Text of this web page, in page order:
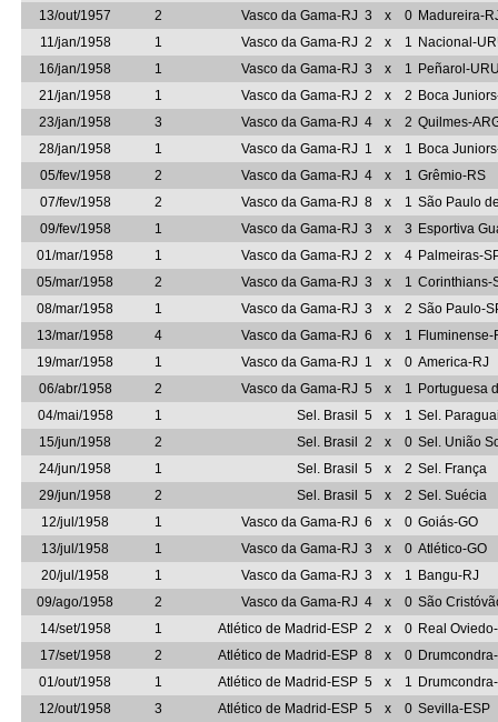
13/out/1957
2 Vasco da Gama-RJ 3 x 0 Madureira-
11/jan/1958
1 Vasco da Gama-RJ 2 x 1 Nacional-
16/jan/1958
1 Vasco da Gama-RJ 3 x 1 Peñarol-
21/jan/1958
1 Vasco da Gama-RJ 2 x 2 Boca
23/jan/1958
3 Vasco da Gama-RJ 4 x 2 Quilmes-
28/jan/1958
1 Vasco da Gama-RJ 1 x 1 Boca
05/fev/1958
2 Vasco da Gama-RJ 4 x 1 Grêmio-RS
07/fev/1958
2 Vasco da Gama-RJ 8 x 1 São Paulo
09/fev/1958
1 Vasco da Gama-RJ 3 x 3 Esportiva
01/mar/1958
1 Vasco da Gama-RJ 2 x 4 Palmeiras-
05/mar/1958
2 Vasco da Gama-RJ 3 x 1 Corinthians-
08/mar/1958
1 Vasco da Gama-RJ 3 x 2 São Paulo-
13/mar/1958
4 Vasco da Gama-RJ 6 x 1 Fluminense-
19/mar/1958
1 Vasco da Gama-RJ 1 x 0 America-RJ
06/abr/1958
2 Vasco da Gama-RJ 5 x 1 Portuguesa
04/mai/1958
1 Sel. Brasil 5 x 1 Sel.
15/jun/1958
2 Sel. Brasil 2 x 0 Sel. União
24/jun/1958
1 Sel. Brasil 5 x 2 Sel. França
29/jun/1958
2 Sel. Brasil 5 x 2 Sel. Suécia
12/jul/1958
1 Vasco da Gama-RJ 6 x 0 Goiás-GO
13/jul/1958
1 Vasco da Gama-RJ 3 x 0 Atlético-GO
20/jul/1958
1 Vasco da Gama-RJ 3 x 1 Bangu-RJ
09/ago/1958
2 Vasco da Gama-RJ 4 x 0 São
14/set/1958
1 Atlético de Madrid-ESP 2 x 0 Real
17/set/1958
2 Atlético de Madrid-ESP 8 x 0
01/out/1958
1 Atlético de Madrid-ESP 5 x 1
12/out/1958
3 Atlético de Madrid-ESP 5 x 0 Sevilla-ESP